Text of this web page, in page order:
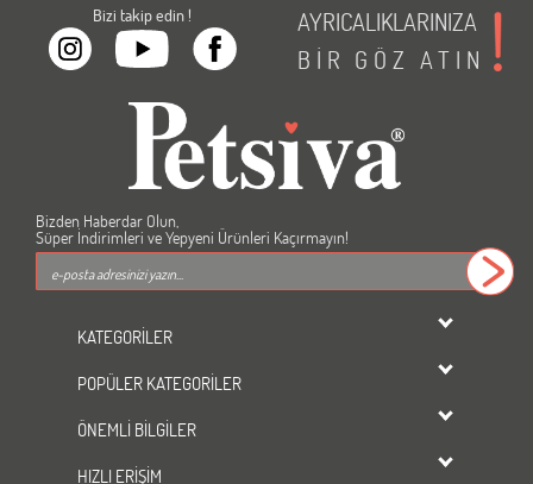
Bizi takip edin !
AYRICALIKLARINIZA
BİR GÖZ ATIN
Bizden Haberdar Olun,
Süper İndirimleri ve Yepyeni Ürünleri Kaçırmayın!
KATEGORİLER
dondurulmuş ürünler
KÖPEK
POPÜLER KATEGORİLER
Kedi Maması
Kedi Kumu
ÖNEMLİ BİLGİLER
Üyelik Sözleşmesi
HIZLI ERİŞİM